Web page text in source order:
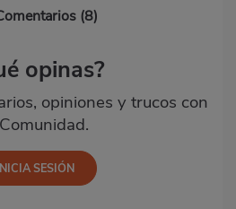
(8)
opinas?
opiniones y trucos con